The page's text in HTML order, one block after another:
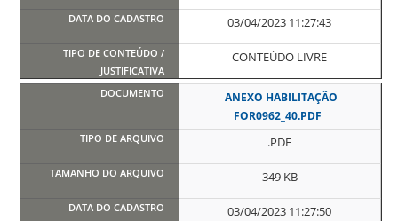
03/04/2023 11:27:43
CONTEÚDO LIVRE
ANEXO HABILITAÇÃO
FOR0962_40.PDF
.PDF
349 KB
03/04/2023 11:27:50